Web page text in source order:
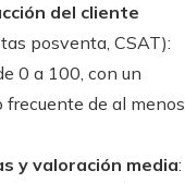
del cliente
posventa, CSAT):
0 a 100, con un
frecuente de al menos
y valoración media: